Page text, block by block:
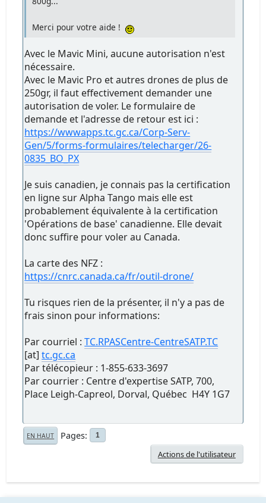
Merci pour votre aide !
Avec le Mavic Mini, aucune autorisation n'est
nécessaire.
Avec le Mavic Pro et autres drones de plus de
250gr, il faut effectivement demander une
autorisation de voler. Le formulaire de
demande et l'adresse de retour est ici :
https://wwwapps.tc.gc.ca/Corp-Serv-
Gen/5/forms-formulaires/telecharger/26-
0835_BO_PX
Je suis canadien, je connais pas la certification
en ligne sur Alpha Tango mais elle est
probablement équivalente à la certification
'Opérations de base' canadienne. Elle devait
donc suffire pour voler au Canada.
La carte des NFZ :
https://cnrc.canada.ca/fr/outil-drone/
Tu risques rien de la présenter, il n'y a pas de
frais sinon pour informations:
Par courriel :TC.RPASCentre-CentreSATP.TC
[at]tc.gc.ca
Par télécopieur : 1-855-633-3697
Par courrier : Centre d'expertise SATP, 700,
Place Leigh-Capreol, Dorval, Québec H4Y 1G7
EN HAUT Pages 1
Actions de l'utilisateur